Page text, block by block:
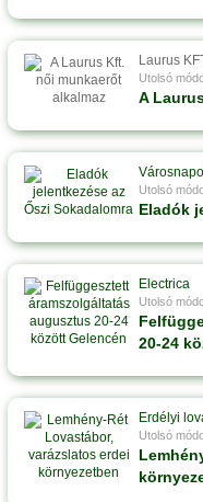
Laurus
Utolsó
A
Utolsó
Eladók
Electrica
Utolsó
20-24
Erdélyi
Utolsó